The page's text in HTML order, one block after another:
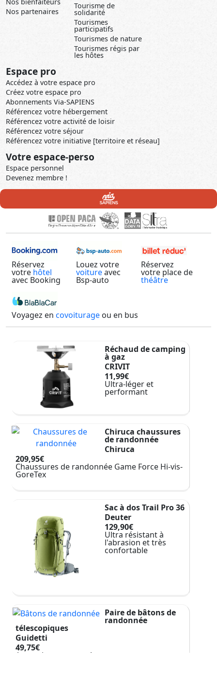
Nos bienfaiteurs
Nos partenaires
Tourisme de
solidarité
Tourismes
participatifs
Tourismes de nature
Tourismes régis par
les hôtes
Espace pro
Accédez à votre espace pro
Créez votre espace pro
Abonnements Via-SAPIENS
Référencez votre hébergement
Référencez votre activité de loisir
Référencez votre séjour
Référencez votre initiative [territoire et réseau]
Votre espace-perso
Espace personnel
Devenez membre !
Réservez
votre hôtel
avec Booking
Louez votre
voitureavec
Bsp-auto
Réservez
votre place de
théâtre
Voyagez en covoiturage ou en bus
Réchaud de camping
à gaz
CRIVIT
11,99€
Ultra-léger et
performant
Chiruca chaussures
de randonnée
Chiruca
209,95€
Chaussures de randonnée Game Force Hi-vis-
GoreTex
Sac à dos Trail Pro 36
Deuter
129,90€
Ultra résistant à
l'abrasion et très
confortable
Paire de bâtons de
randonnée
télescopiques
Guidetti
49,75€
A vous les sommets !